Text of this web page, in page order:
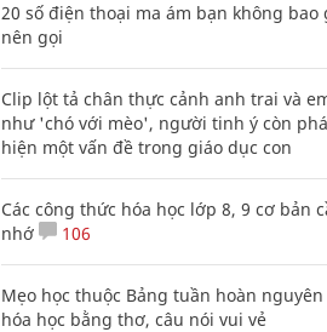
20 số điện thoại ma ám bạn không bao
nên gọi
Clip lột tả chân thực cảnh anh trai và
như 'chó với mèo', người tinh ý còn
hiện một vấn đề trong giáo dục con
Các công thức hóa học lớp 8, 9 cơ bản
nhớ
106
Mẹo học thuộc Bảng tuần hoàn
hóa học bằng thơ, câu nói vui vẻ